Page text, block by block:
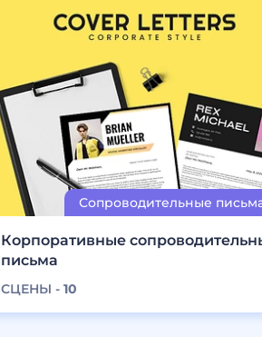
Корпоративные
письма
СЦЕНЫ -10